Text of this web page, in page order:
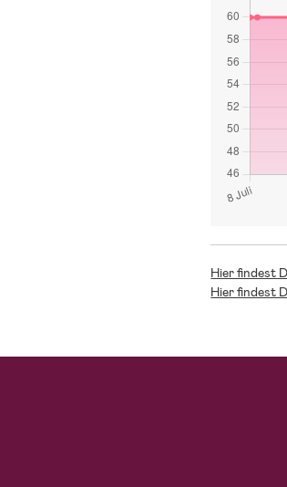
Hier findest
Hier findest